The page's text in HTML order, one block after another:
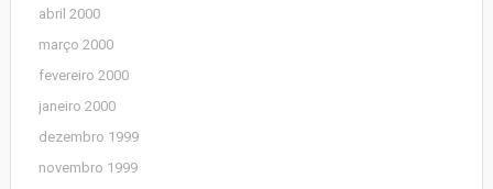
abril 2000
março 2000
fevereiro 2000
janeiro 2000
dezembro 1999
novembro 1999